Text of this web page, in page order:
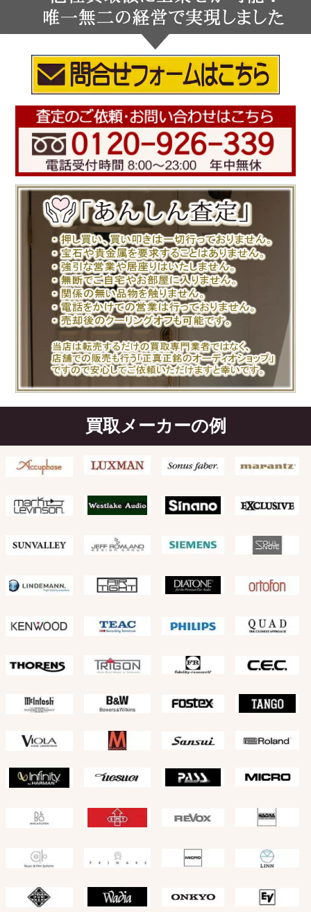
買取メーカーの例